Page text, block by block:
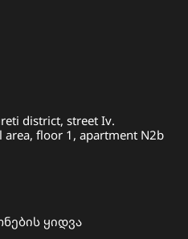
district, street Iv.
area, floor 1, apartment N2b
ყიდვა